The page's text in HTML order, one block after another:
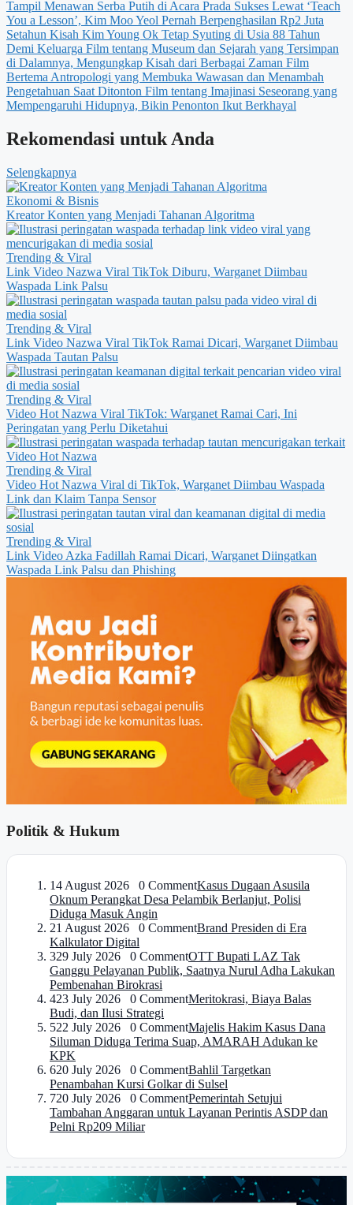
Tampil Menawan Serba Putih di Acara Prada Sukses Lewat ‘Teach
You a Lesson’, Kim Moo Yeol Pernah Berpenghasilan Rp2 Juta
Setahun Kisah Kim Young Ok Tetap Syuting di Usia 88 Tahun
Demi Keluarga Film tentang Museum dan Sejarah yang Tersimpan
di Dalamnya, Mengungkap Kisah dari Berbagai Zaman Film
Bertema Antropologi yang Membuka Wawasan dan Menambah
Pengetahuan Saat Ditonton Film tentang Imajinasi Seseorang yang
Mempengaruhi Hidupnya, Bikin Penonton Ikut Berkhayal
Rekomendasi untuk Anda
Selengkapnya
Ekonomi & Bisnis
Kreator Konten yang Menjadi Tahanan Algoritma
Trending & Viral
Link Video Nazwa Viral TikTok Diburu, Warganet Diimbau
Waspada Link Palsu
Trending & Viral
Link Video Nazwa Viral TikTok Ramai Dicari, Warganet Diimbau
Waspada Tautan Palsu
Trending & Viral
Video Hot Nazwa Viral TikTok: Warganet Ramai Cari, Ini
Peringatan yang Perlu Diketahui
Trending & Viral
Video Hot Nazwa Viral di TikTok, Warganet Diimbau Waspada
Link dan Klaim Tanpa Sensor
Trending & Viral
Link Video Azka Fadillah Ramai Dicari, Warganet Diingatkan
Waspada Link Palsu dan Phishing
Politik & Hukum
14 August 2026 0 CommentKasus Dugaan Asusila
Oknum Perangkat Desa Pelambik Berlanjut, Polisi
Diduga Masuk Angin
21 August 2026 0 CommentBrand Presiden di Era
Kalkulator Digital
329 July 2026 0 CommentOTT Bupati LAZ Tak
Ganggu Pelayanan Publik, Saatnya Nurul Adha Lakukan
Pembenahan Birokrasi
423 July 2026 0 CommentMeritokrasi, Biaya Balas
Budi, dan Ilusi Strategi
522 July 2026 0 CommentMajelis Hakim Kasus Dana
Siluman Diduga Terima Suap, AMARAH Adukan ke
KPK
620 July 2026 0 CommentBahlil Targetkan
Penambahan Kursi Golkar di Sulsel
720 July 2026 0 CommentPemerintah Setujui
Tambahan Anggaran untuk Layanan Perintis ASDP dan
Pelni Rp209 Miliar